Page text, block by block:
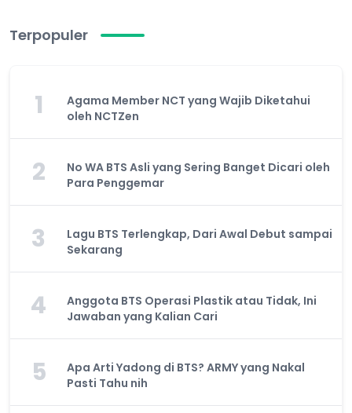
Terpopuler
1
Agama Member NCT yang Wajib Diketahui
oleh NCTZen
2
No WA BTS Asli yang Sering Banget Dicari oleh
Para Penggemar
3
Lagu BTS Terlengkap, Dari Awal Debut sampai
Sekarang
4
Anggota BTS Operasi Plastik atau Tidak, Ini
Jawaban yang Kalian Cari
5
Apa Arti Yadong di BTS? ARMY yang Nakal
Pasti Tahu nih